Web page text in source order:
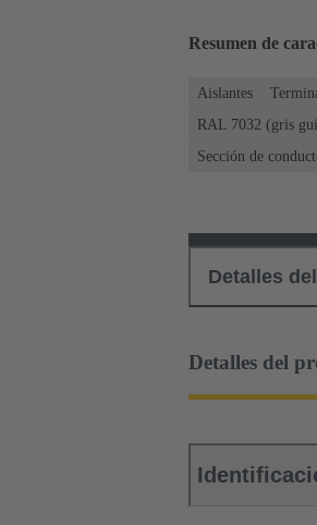
Resumen de
Aislantes
RAL 7032 (gris
Sección de
Detalles
Detalles del